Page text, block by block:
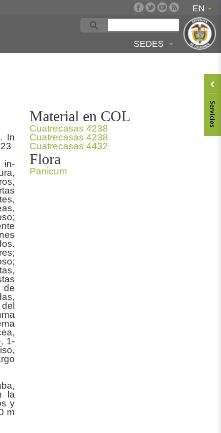
EN
SEDES
In
in-
de
1-
la
y
m
Material en COL
Cuatrecasas 4238
Cuatrecasas 4238
Cuatrecasas 4432
Flora
Panicum